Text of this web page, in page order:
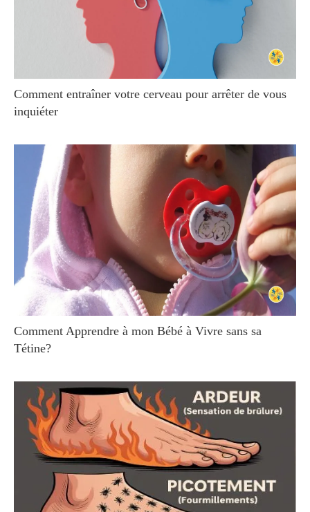
Comment entraîner votre cerveau pour arrêter de vous
inquiéter
Comment Apprendre à mon Bébé à Vivre sans sa
Tétine?